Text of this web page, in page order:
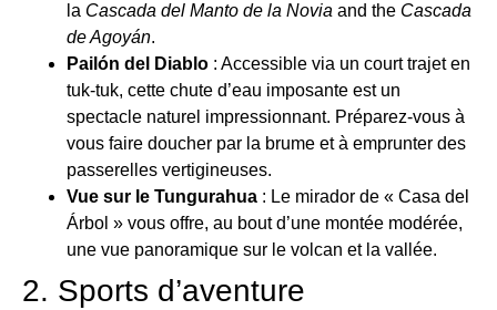
la Cascada del Manto de la Novia and the Cascada
de Agoyán.
Pailón del Diablo : Accessible via un court trajet en
tuk-tuk, cette chute d’eau imposante est un
spectacle naturel impressionnant. Préparez-vous à
vous faire doucher par la brume et à emprunter des
passerelles vertigineuses.
Vue sur le Tungurahua : Le mirador de « Casa del
Árbol » vous offre, au bout d’une montée modérée,
une vue panoramique sur le volcan et la vallée.
2. Sports d’aventure